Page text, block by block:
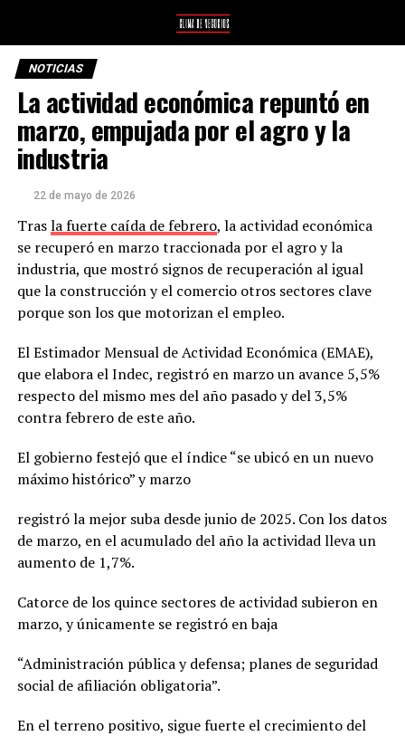
NOTICIAS
La actividad económica repuntó en
marzo, empujada por el agro y la
industria
22 de mayo de 2026
Trasla fuerte caída de febrero, la actividad económica
se recuperó en marzo traccionada por el agro y la
industria, que mostró signos de recuperación al igual
que la construcción y el comercio otros sectores clave
porque son los que motorizan el empleo.
El Estimador Mensual de Actividad Económica (EMAE),
que elabora el Indec, registró en marzo un avance 5,5%
respecto del mismo mes del año pasado y del 3,5%
contra febrero de este año.
El gobierno festejó que el índice “se ubicó en un nuevo
máximo histórico” y marzo
registró la mejor suba desde junio de 2025. Con los datos
de marzo, en el acumulado del año la actividad lleva un
aumento de 1,7%.
Catorce de los quince sectores de actividad subieron en
marzo, y únicamente se registró en baja
“Administración pública y defensa; planes de seguridad
social de afiliación obligatoria”.
En el terreno positivo, sigue fuerte el crecimiento del